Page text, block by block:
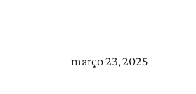
março 23, 2025